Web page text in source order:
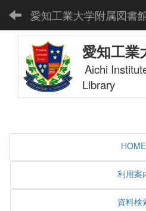
愛知工業大学附属図書
愛知工業
Aichi
Library
HOME
利用案
資料検